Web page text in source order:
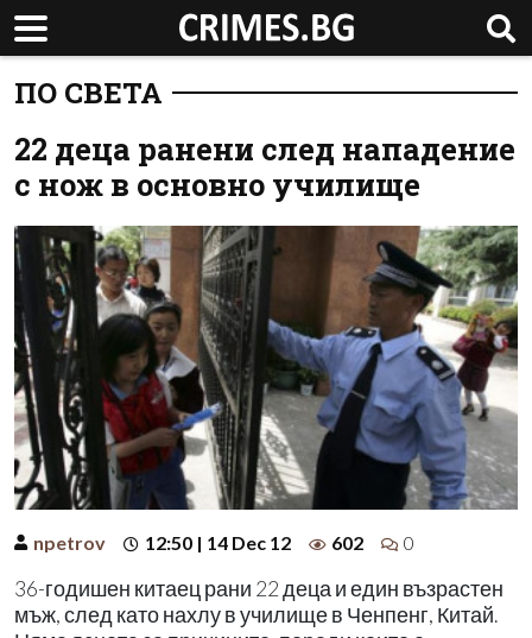
ПО СВЕТА
22 деца ранени след нападение
с нож в основно училище
npetrov 12:50 | 14 Dec 12 602 0
36-годишен китаец рани 22 деца и един възрастен
мъж, след като нахлу в училище в Ченпенг, Китай.